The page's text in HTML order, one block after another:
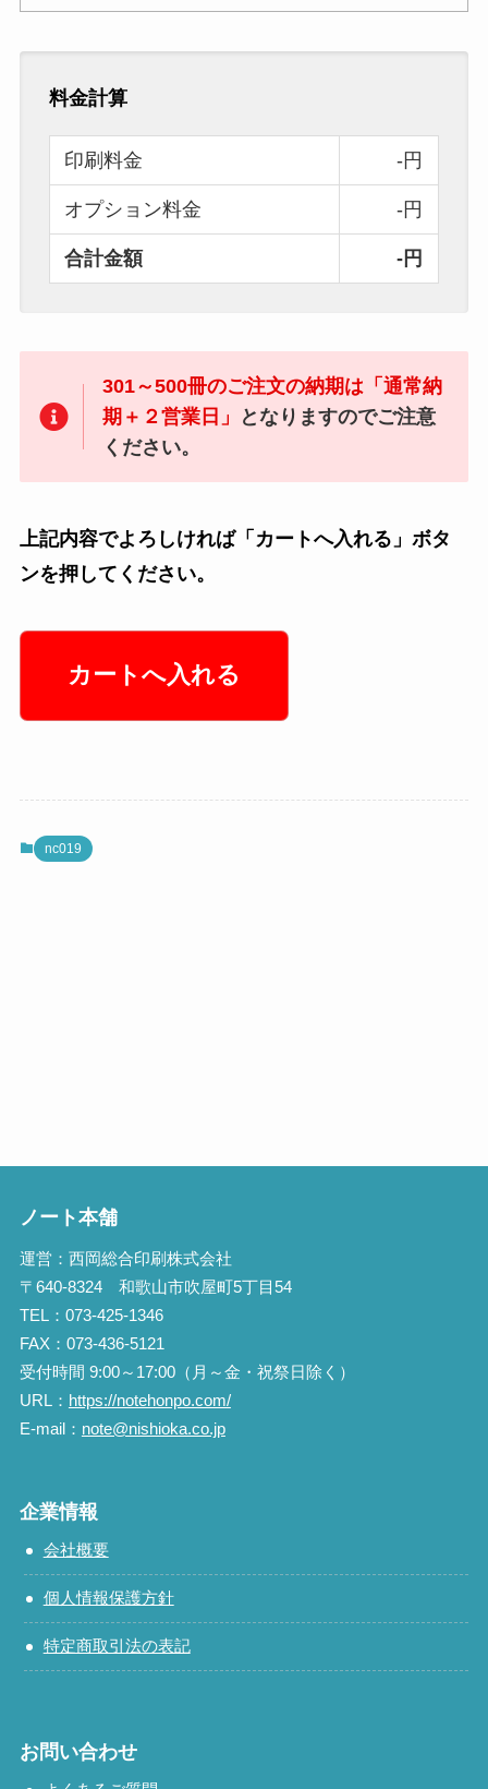
料金計算
印刷料金 -円
オプション料金 -円
合計金額 -円
301～500冊のご注文の納期は「通常納
期＋２営業日」
となりますのでご注意
ください。
上記内容でよろしければ「カートへ入れる」ボタ
ンを押してください。
nc019
ノート本舗
運営：西岡総合印刷株式会社
〒640-8324 和歌山市吹屋町5丁目54
TEL：073-425-1346
FAX：073-436-5121
受付時間 9:00～17:00（月～金・祝祭日除く）
URL： https://notehonpo.com/
E-mail： note@nishioka.co.jp
企業情報
会社概要
個人情報保護方針
特定商取引法の表記
お問い合わせ